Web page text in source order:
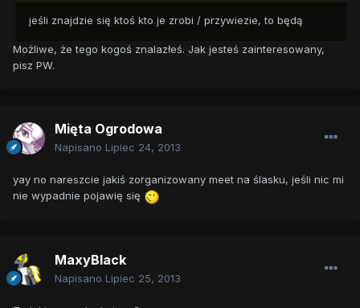
jeśli znajdzie się ktoś kto je zrobi / przywiezie, to będą
Możliwe, że tego kogoś znalazłeś. Jak jesteś zainteresowany,
pisz PW.
Mięta Ogrodowa
Napisano Lipiec 24, 2013
yay no nareszcie jakiś zorganizowany meet na ślasku, jeśli nic mi
nie wypadnie pojawię się
MaxyBlack
Napisano Lipiec 25, 2013